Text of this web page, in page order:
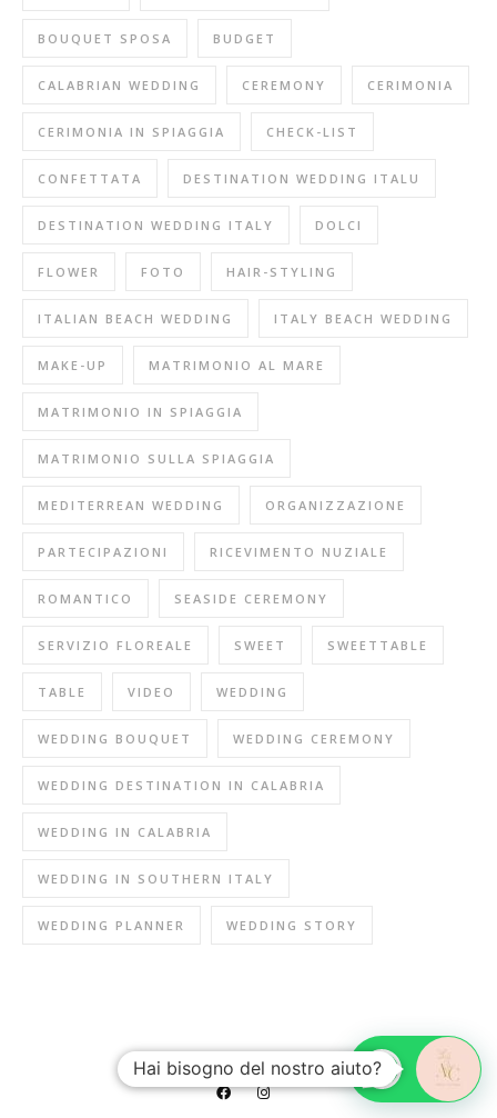
BOUQUET SPOSA BUDGET
CALABRIAN WEDDING CEREMONY CERIMONIA
CERIMONIA IN SPIAGGIA CHECK-LIST
CONFETTATA DESTINATION WEDDING ITALU
DESTINATION WEDDING ITALY DOLCI
FLOWER FOTO HAIR-STYLING
ITALIAN BEACH WEDDING ITALY BEACH WEDDING
MAKE-UP MATRIMONIO AL MARE
MATRIMONIO IN SPIAGGIA
MATRIMONIO SULLA SPIAGGIA
MEDITERREAN WEDDING ORGANIZZAZIONE
PARTECIPAZIONI RICEVIMENTO NUZIALE
ROMANTICO SEASIDE CEREMONY
SERVIZIO FLOREALE SWEET SWEETTABLE
TABLE VIDEO WEDDING
WEDDING BOUQUET WEDDING CEREMONY
WEDDING DESTINATION IN CALABRIA
WEDDING IN CALABRIA
WEDDING IN SOUTHERN ITALY
WEDDING PLANNER WEDDING STORY
@INSTAGRAM
Hai bisogno del nostro aiuto?